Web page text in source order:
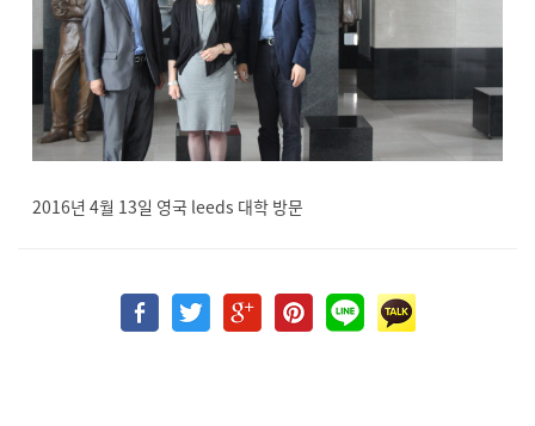
2016년 4월 13일 영국 leeds 대학 방문